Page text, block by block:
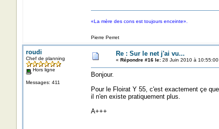
«La mère des cons est toujours enceinte».
Pierre Perret
roudi
Chef de planning
Hors ligne
Messages: 411
Re : Sur le net j'ai vu...
« Répondre #16 le:28 Juin 2010 à 10:55:00
Bonjour.
Pour le Floirat Y 55, c'est exactement çe
il n'en existe pratiquement plus.
A+++